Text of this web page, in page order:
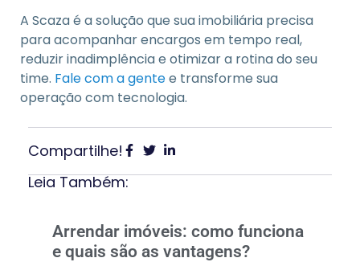
A Scaza é a solução que sua imobiliária precisa
para acompanhar encargos em tempo real,
reduzir inadimplência e otimizar a rotina do seu
time. Fale com a gentee transforme sua
operação com tecnologia.
Compartilhe!
Leia Também:
Arrendar imóveis: como funciona
e quais são as vantagens?